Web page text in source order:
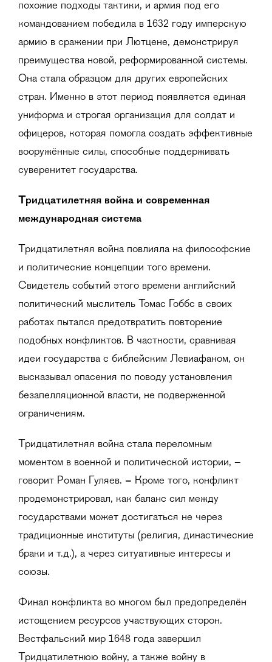
похожие подходы тактики, и армия под его
командованием победила в 1632 году имперскую
армию в сражении при Лютцене, демонстрируя
преимущества новой, реформированной системы.
Она стала образцом для других европейских
стран. Именно в этот период появляется единая
униформа и строгая организация для солдат и
офицеров, которая помогла создать эффективные
вооружённые силы, способные поддерживать
суверенитет государства.
Тридцатилетняя война и современная
международная система
Тридцатилетняя война повлияла на философские
и политические концепции того времени.
Свидетель событий этого времени английский
политический мыслитель Томас Гоббс в своих
работах пытался предотвратить повторение
подобных конфликтов. В частности, сравнивая
идеи государства с библейским Левиафаном, он
высказывал опасения по поводу установления
безапелляционной власти, не подверженной
ограничениям.
Тридцатилетняя война стала переломным
моментом в военной и политической истории, –
говорит Роман Гуляев. – Кроме того, конфликт
продемонстрировал, как баланс сил между
государствами может достигаться не через
традиционные институты (религия, династические
браки и т.д.), а через ситуативные интересы и
союзы.
Финал конфликта во многом был предопределён
истощением ресурсов участвующих сторон.
Вестфальский мир 1648 года завершил
Тридцатилетнюю войну, а также войну в